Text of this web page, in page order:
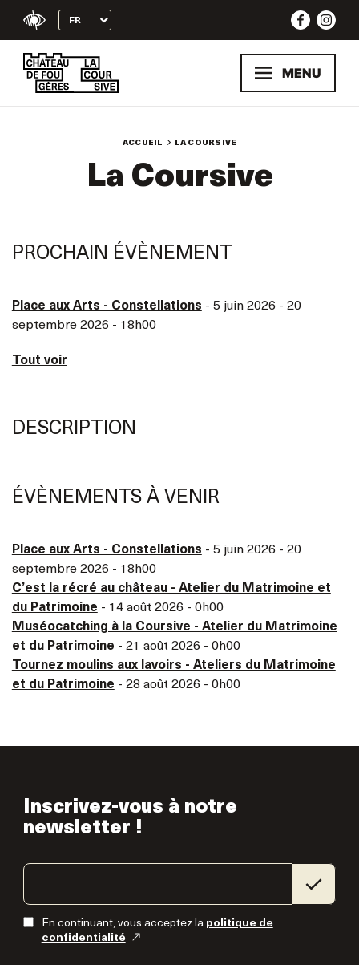
MENU
ACCUEIL LA COURSIVE
La Coursive
PROCHAIN ÉVÈNEMENT
Place aux Arts - Constellations - 5 juin 2026 - 20
septembre 2026 - 18h00
Tout voir
DESCRIPTION
ÉVÈNEMENTS À VENIR
Place aux Arts - Constellations - 5 juin 2026 - 20
septembre 2026 - 18h00
C’est la récré au château - Atelier du Matrimoine et
du Patrimoine - 14 août 2026 - 0h00
Muséocatching à la Coursive - Atelier du Matrimoine
et du Patrimoine - 21 août 2026 - 0h00
Tournez moulins aux lavoirs - Ateliers du Matrimoine
et du Patrimoine - 28 août 2026 - 0h00
Inscrivez-vous à notre
newsletter !
En continuant, vous acceptez la politique de
confidentialité